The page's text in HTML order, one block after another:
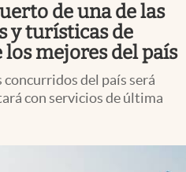
de una de las
y turísticas de
mejores del país
del país será
con servicios de última